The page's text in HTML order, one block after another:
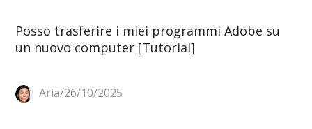
Posso trasferire i miei programmi Adobe su
un nuovo computer [Tutorial]
Aria/26/10/2025